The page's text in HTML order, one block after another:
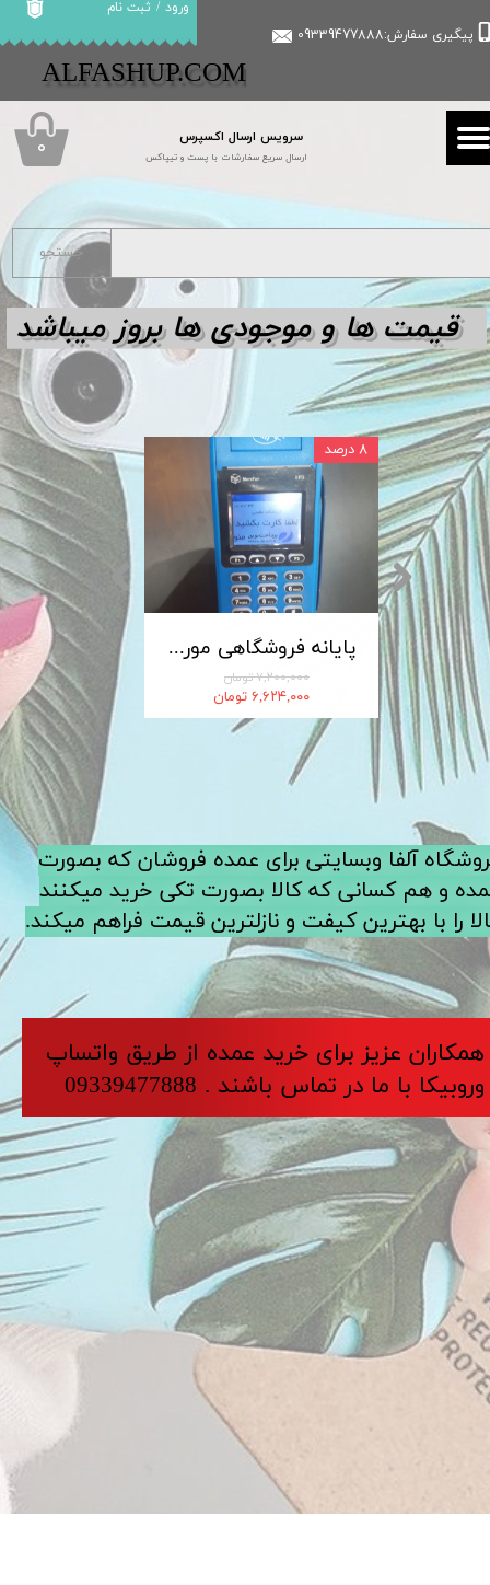
سرویس ارسال اکسپرس
ارسال سریع سفارشات با پست و تیپاکس
پیگیری سفارش:09339477888
ورود / ثبت نام
حساب کاربری من
تغییر گذر واژه
سفارشات
​​ALFASHUP.COM
۰
پایانه فروشگاهی مورفان MoreFun مدل H9
۷,۲۰۰,۰۰۰ تومان
۶,۶۲۴,۰۰۰ تومان
۸ درصد
کابل شارژ MICRO-USB اندروید LDNIO الدینیو مدل XS-07 متراژ 1 متر
جستجو
آلفا وبسایتی برای عمده فروشان که بصورت
و هم کسانی که کالا بصورت تکی خرید میکنند
را با بهترین کیفت و نازلترین قیمت فراهم میکند.
​​​همکاران عزیز برای خرید عمده از طریق واتساپ
وروبیکا با ما در تماس باشند . 09339477888
قیمت ها و موجودی ها بروز میباشد